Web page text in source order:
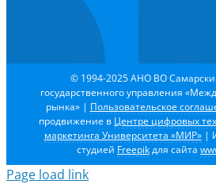
© 1994-2025 АНО ВО
государственного управления
рынка» | Пользовательское
продвижение в Центре цифровых
маркетинга Университета «МИР»|
студией Freepikдля сайта
Page load link